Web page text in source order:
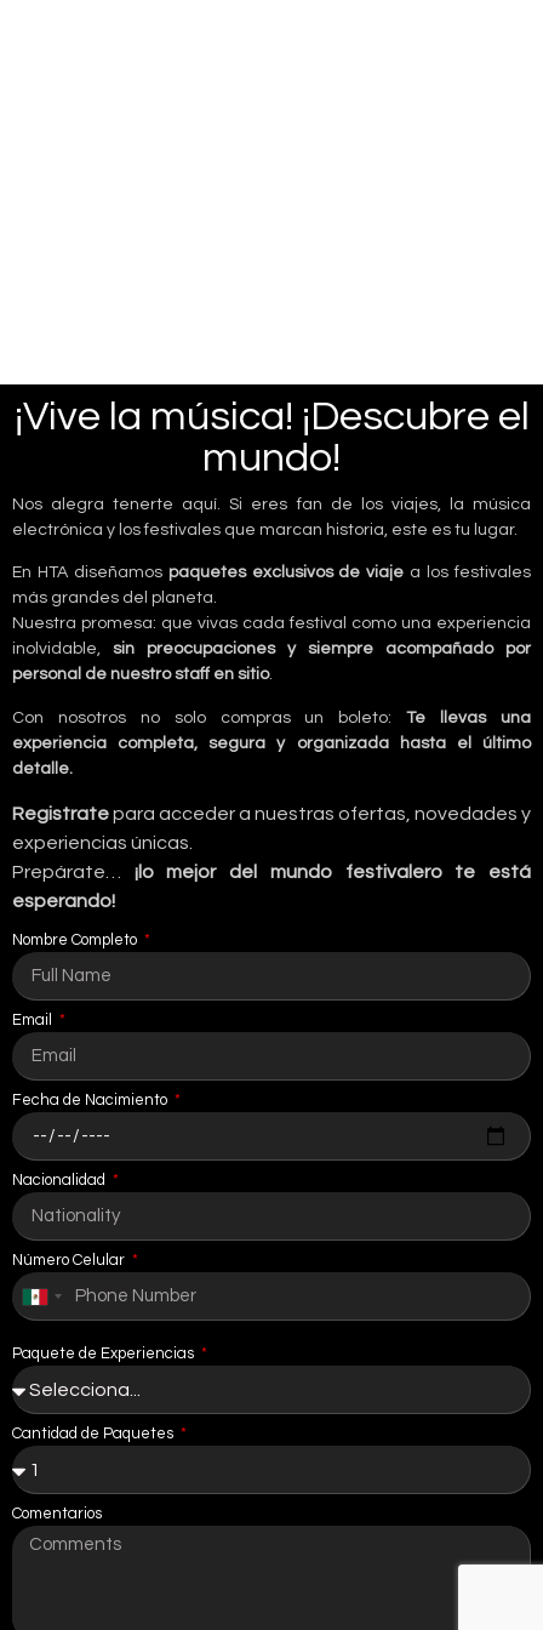
¡Vive la música! ¡Descubre el
mundo!
Nos alegra tenerte aquí. Si eres fan de los viajes, la música
electrónica y los festivales que marcan historia, este es tu lugar.
En HTA diseñamos paquetes exclusivos de viaje a los festivales
más grandes del planeta.
Nuestra promesa: que vivas cada festival como una experiencia
inolvidable, sin preocupaciones y siempre acompañado por
personal de nuestro staff en sitio.
Con nosotros no solo compras un boleto:Te llevas una
experiencia completa, segura y organizada hasta el último
detalle.
Registratepara acceder a nuestras ofertas, novedades y
experiencias únicas.
Prepárate… ¡lo mejor del mundo festivalero te está
esperando!
Nombre Completo
Email
Fecha de Nacimiento
Nacionalidad
Número Celular
Mexico
Paquete de Experiencias
Cantidad de Paquetes
Comentarios